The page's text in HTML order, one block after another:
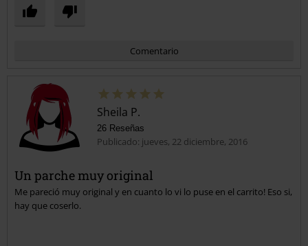
Comentario
Enviar comentario
Sheila P.
26 Reseñas
Publicado: jueves, 22 diciembre, 2016
Un parche muy original
Me pareció muy original y en cuanto lo vi lo puse en el carrito! Eso si,
hay que coserlo.